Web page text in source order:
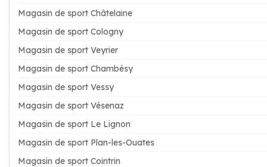
Magasin de sport Châtelaine
Magasin de sport Cologny
Magasin de sport Veyrier
Magasin de sport Chambésy
Magasin de sport Vessy
Magasin de sport Vésenaz
Magasin de sport Le Lignon
Magasin de sport Plan-les-Ouates
Magasin de sport Cointrin